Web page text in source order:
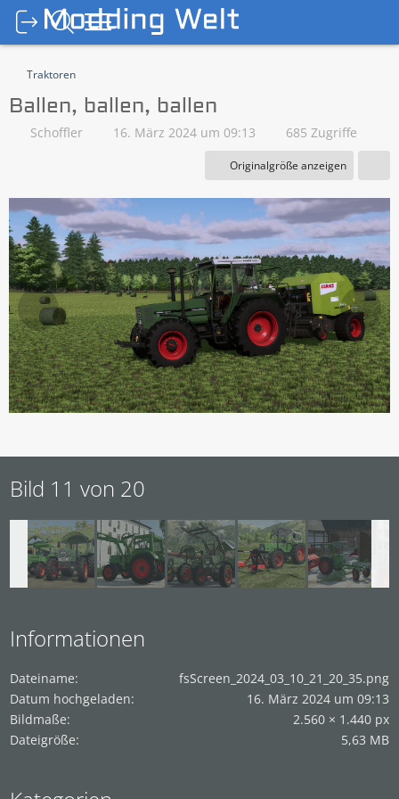
Traktoren
Ballen, ballen, ballen
Schoffler 16. März 2024 um 09:13 685 Zugriffe
Originalgröße anzeigen
Bild 11 von 20
Informationen
Dateiname
fsScreen_2024_03_10_21_20_35.png
Datum hochgeladen
16. März 2024 um 09:13
Bildmaße
2.560 × 1.440 px
Dateigröße
5,63 MB